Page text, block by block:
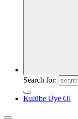
Search for:
Kulübe Üye Ol